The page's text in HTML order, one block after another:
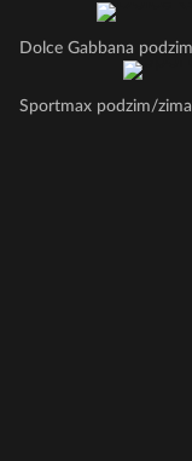
Dolce Gabbana
Sportmax podzim/